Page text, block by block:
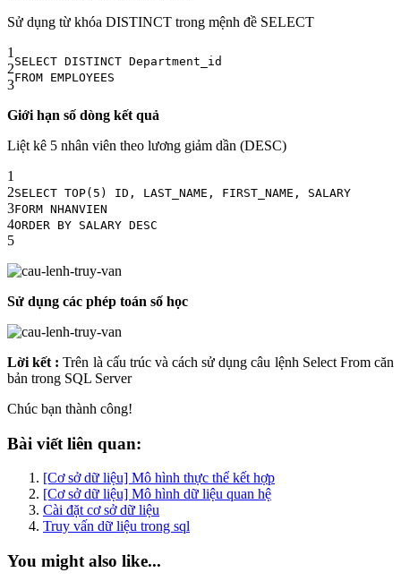
Sử dụng từ khóa DISTINCT trong mệnh đề SELECT
1
2
3
SELECT DISTINCT Department_id
FROM EMPLOYEES
Giới hạn số dòng kết quả
Liệt kê 5 nhân viên theo lương giảm dần (DESC)
1
2
3
4
5
SELECT TOP(5) ID, LAST_NAME, FIRST_NAME, SALARY
FORM NHANVIEN
ORDER BY SALARY DESC
Sử dụng các phép toán số học
Lời kết : Trên là cấu trúc và cách sử dụng câu lệnh Select From căn
bản trong SQL Server
Chúc bạn thành công!
Bài viết liên quan:
[Cơ sở dữ liệu] Mô hình thực thể kết hợp
[Cơ sở dữ liệu] Mô hình dữ liệu quan hệ
Cài đặt cơ sở dữ liệu
Truy vấn dữ liệu trong sql
You might also like...